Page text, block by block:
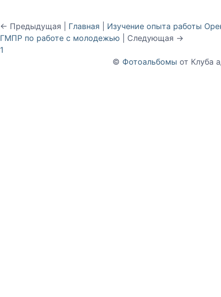
← Предыдущая | Главная
Изучение опыта работы
ГМПР по работе с молодежью | Следующая →
1
© Фотоальбомы от Клуба